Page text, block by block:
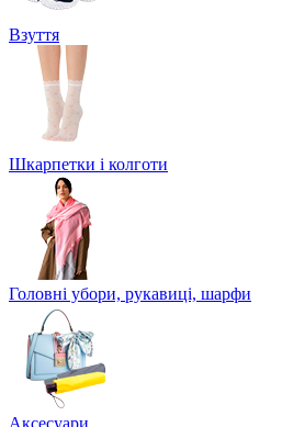
Взуття
Шкарпетки і колготи
Головні убори, рукавиці, шарфи
Аксесуари